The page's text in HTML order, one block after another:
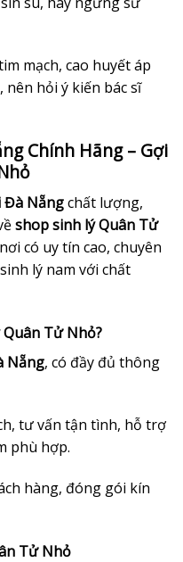
mạch, cao huyết áp
hỏi ý kiến bác sĩ
Chính Hãng – Gợi
Đà Nẵngchất lượng,
shop sinh lý Quân Tử
có uy tín cao, chuyên
lý nam với chất
Quân Tử Nhỏ?
Nẵng, có đầy đủ thông
tư vấn tận tình, hỗ trợ
phù hợp.
hàng, đóng gói kín
Tử Nhỏ